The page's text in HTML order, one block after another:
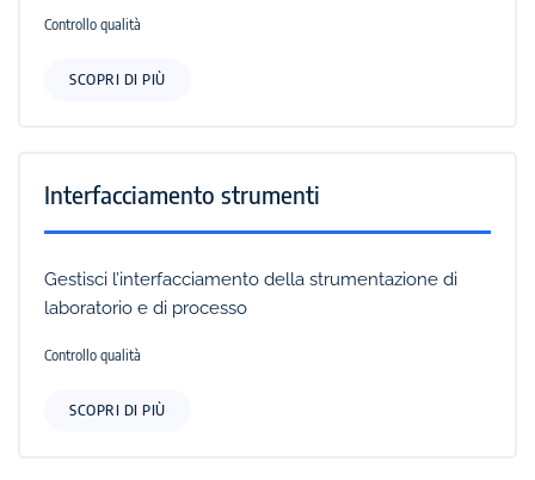
Controllo qualità
SCOPRI DI PIÙ
Interfacciamento strumenti
Gestisci l’interfacciamento della strumentazione di
laboratorio e di processo
Controllo qualità
SCOPRI DI PIÙ